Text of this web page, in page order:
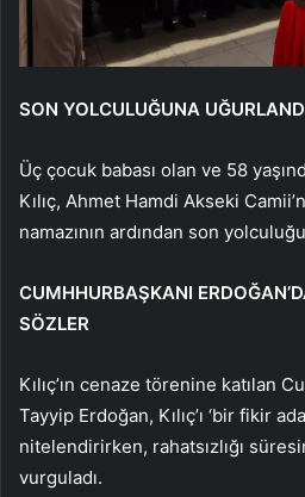
SON YOLCULUĞUNA
Üç çocuk babası olan ve 58
Kılıç, Ahmet Hamdi Akseki
namazının ardından son
CUMHHURBAŞKANI
SÖZLER
Kılıç’ın cenaze törenine katılan
Tayyip Erdoğan, Kılıç’ı ‘bir fikir
nitelendirirken, rahatsızlığı
vurguladı.